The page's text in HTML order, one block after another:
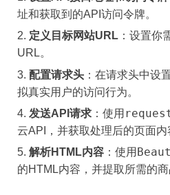
址和获取到的API访问令牌。
定义目标网站URL ：设置你
URL。
配置请求头 ：在请求头中设
拟真实用户的访问行为。
发送API请求 ：使用
云API，并获取处理后的页面内
解析HTML内容 ：使用
的HTML内容，并提取所需的商